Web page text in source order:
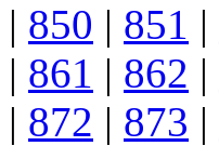
| 850 | 851 |
| 861 | 862 |
| 872 | 873 |